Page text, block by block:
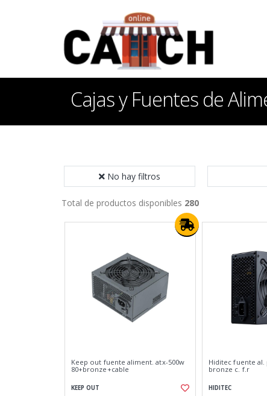
Cajas y Fuentes de
No hay filtros
Total de productos disponibles 280
Keep out fuente aliment. atx-500w
80+bronze+cable
KEEP OUT
Hiditec fuente al.
bronze c. f.r
HIDITEC